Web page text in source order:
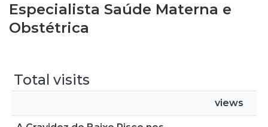
Especialista Saúde Materna e
Obstétrica
Total visits
views